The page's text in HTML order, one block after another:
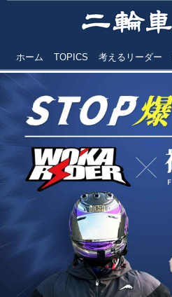
ホーム TOPICS 考えるリーダー